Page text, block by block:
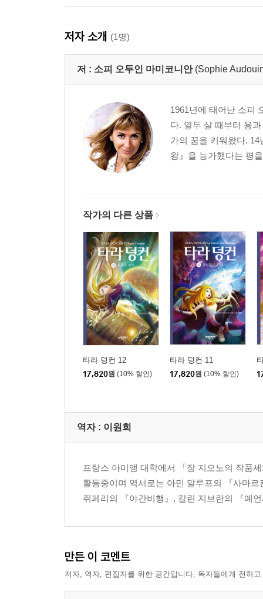
저자 소개 (1명)
저 : 소피 오두인 마미코니안 (Sophie
1961년에 태어난 소피
다. 열두 살 때부터 용
가의 꿈을 키워왔다.
왕』을 능가했다는 평
작가의 다른 상품
타라 덩컨 12
17,820원 (10% 할인)
타라 덩컨 11
17,820원 (10% 할인)
역자 : 이원희
프랑스 아미앵 대학에서 「장 지오노의 작품
활동중이며 역서로는 아민 말루프의 『사마
쥐페리의 『야간비행』, 칼린 지브란의 『예
만든 이 코멘트
저자, 역자, 편집자를 위한 공간입니다. 독자들에게 전하